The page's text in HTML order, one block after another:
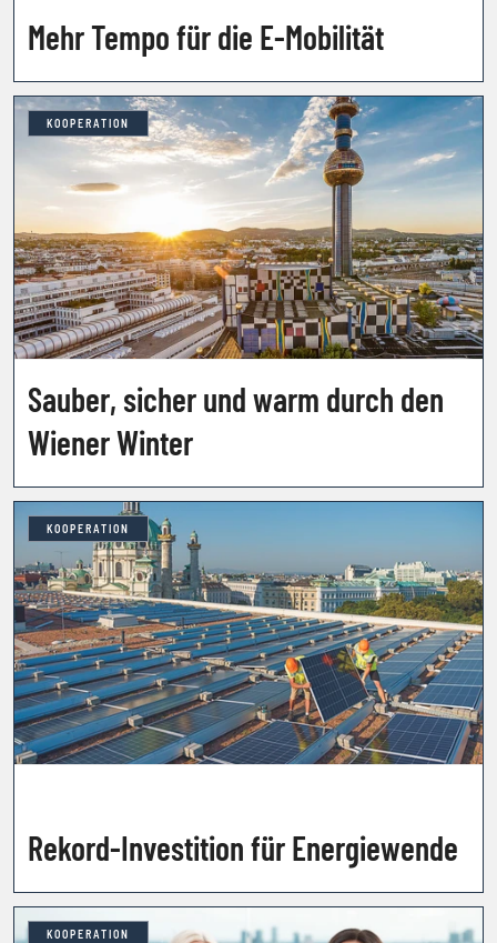
Mehr Tempo für die E-Mobilität
KOOPERATION
Sauber, sicher und warm durch den
Wiener Winter
KOOPERATION
Rekord-Investition für Energiewende
KOOPERATION